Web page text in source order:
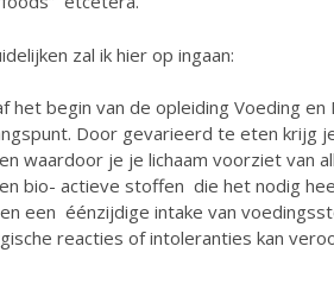
zal ik hier op ingaan:
het begin van de opleiding Voeding
Door gevarieerd te eten krijg
waardoor je je lichaam voorziet van
bio- actieve stoffen die het nodig
een éénzijdige intake van
reacties of intoleranties kan